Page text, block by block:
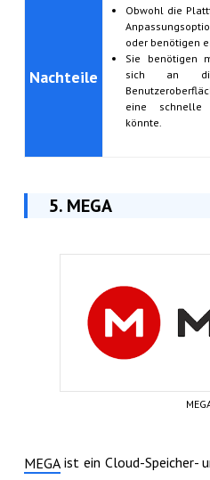
Nachteile
Obwohl die
oder benötigen
Sie benötigen
sich an
eine schnelle
könnte.
5. MEGA
MEGAist ein Cloud-Speicher-